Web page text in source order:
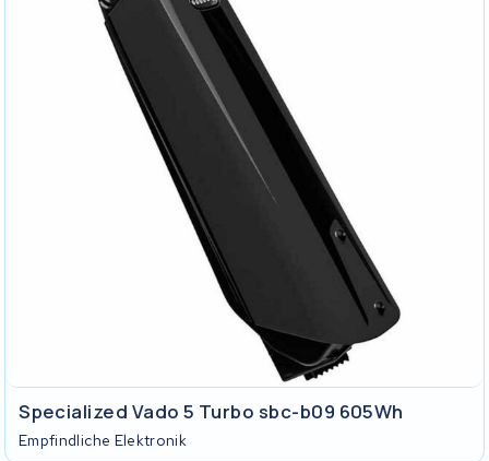
Specialized Vado 5 Turbo sbc-b09 605Wh
Empfindliche Elektronik